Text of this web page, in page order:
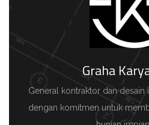
Graha
General kontraktor dan desain
dengan komitmen untuk